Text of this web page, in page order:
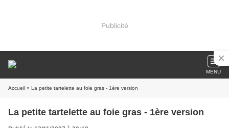
Publicité
MENU
Accueil » La petite tartelette au foie gras - 1ère version
La petite tartelette au foie gras - 1ère version